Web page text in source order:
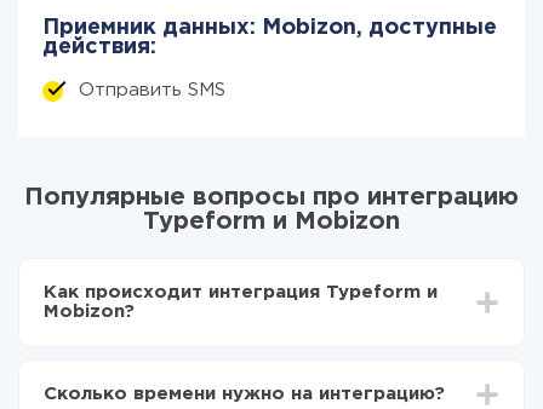
Приемник данных: Mobizon, доступные
действия:
Отправить SMS
Популярные вопросы про интеграцию
Typeform и Mobizon
Как происходит интеграция Typeform и
Mobizon?
Выбираете какие данные передавать из
Сколько времени нужно на интеграцию?